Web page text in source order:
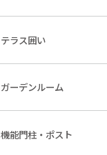
テラス囲い
ガーデンルーム
機能門柱・ポスト